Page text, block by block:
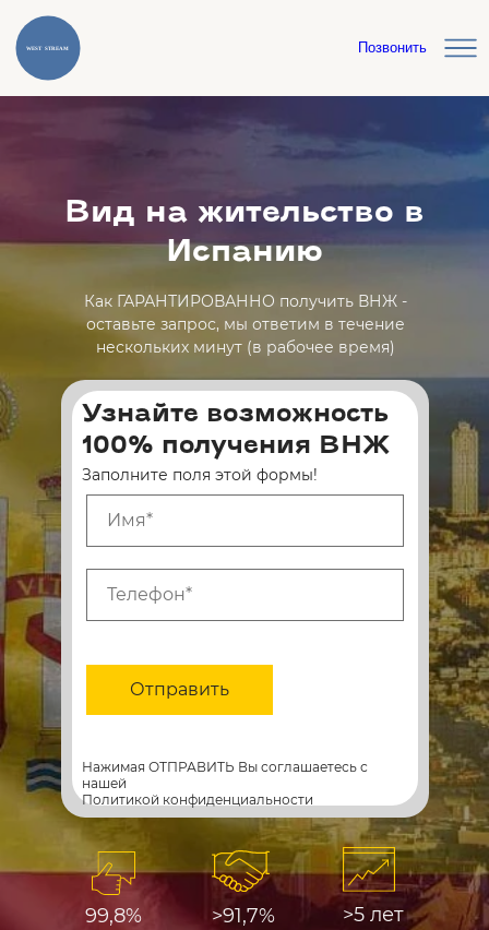
Позвонить
Вид на жительство в
Испанию
Как ГАРАНТИРОВАННО получить ВНЖ -
оставьте запрос, мы ответим в течение
нескольких минут (в рабочее время)
Отправить
Заполните поля этой формы!
Узнайте возможность
100% получения ВНЖ
99,8% >5 лет
>91,7%
Нажимая ОТПРАВИТЬ Вы соглашаетесь с
нашей
Политикой конфиденциальности